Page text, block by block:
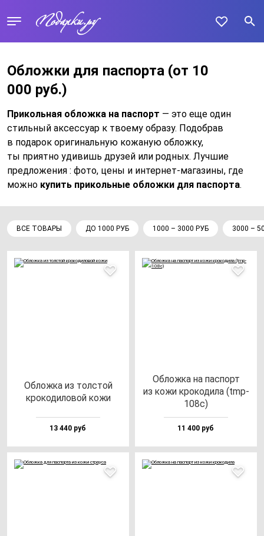
Обложки для паспорта (от 10
000 руб.)
Прикольная обложка на паспорт — это еще один
стильный аксессуар к твоему образу. Подобрав
в подарок оригинальную кожаную обложку,
ты приятно удивишь друзей или родных. Лучшие
предложения : фото, цены и интернет-магазины, где
можно купить прикольные обложки для паспорта.
ВСЕ ТОВАРЫ ДО 1000 РУБ 1000 – 3000 РУБ 3000 –
Облож­ка из тол­стой
кро­ко­ди­ло­вой ко­жи
13 440 руб
Облож­ка на пас­порт
из ко­жи кро­ко­ди­ла (tmp-
108c)
11 400 руб